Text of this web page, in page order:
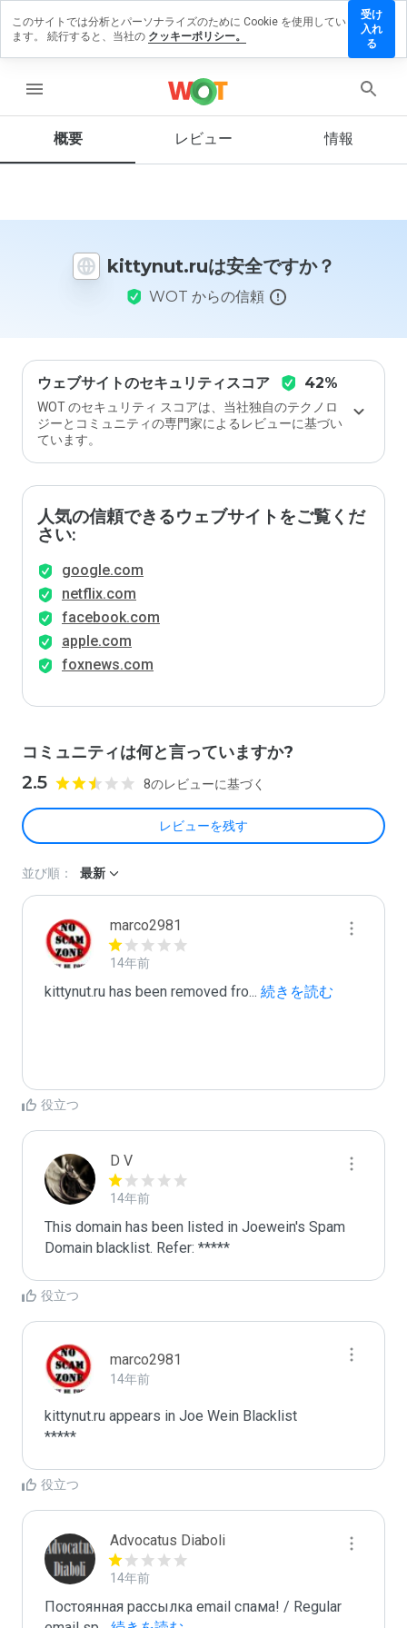
menu
概要 レビュー 情報
kittynut.ruは安全ですか？
WOT からの信頼
ウェブサイトのセキュリティスコア 42%
WOT のセキュリティ スコアは、当社独自のテクノロ
ジーとコミュニティの専門家によるレビューに基づい
ています。
人気の信頼できるウェブサイトをご覧くだ
さい:
google.com
netflix.com
facebook.com
apple.com
foxnews.com
コミュニティは何と言っていますか?
2.5 8のレビューに基づく
レビューを残す
ビュ
を残す
この
イト
価し
ます
か？
並び順： 最新
marco2981
14年前
kittynut.ru has been removed fro... 続きを読む
役立つ
D V
14年前
This domain has been listed in Joewein's Spam
Domain blacklist. Refer: *****
役立つ
marco2981
14年前
kittynut.ru appears in Joe Wein Blacklist
*****
役立つ
Advocatus Diaboli
14年前
Постоянная рассылка email спама! / Regular
このサイトでは分析とパーソナライズのために Cookie を使用してい
ます。 続行すると、当社の クッキーポリシー。
受け
入れ
る